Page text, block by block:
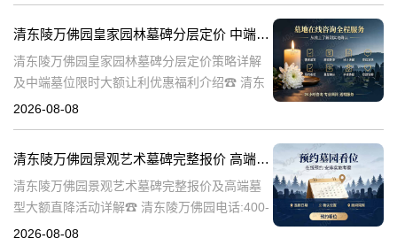
清东陵万佛园皇家园林墓碑分层定价 中端墓位限时大额让利详解及优惠福利
清东陵万佛园皇家园林墓碑分层定价策略详解
及中端墓位限时大额让利优惠福利介绍☎ 清东
陵万佛园电话:400-838-5063清东陵万佛园，作
2026-08-08
清东陵万佛园景观艺术墓碑完整报价 高端墓型大额直降活动详解
清东陵万佛园景观艺术墓碑完整报价及高端墓
型大额直降活动详解☎ 清东陵万佛园电话:400-
838-5063清东陵万佛园，作为中国历史悠久的
2026-08-08